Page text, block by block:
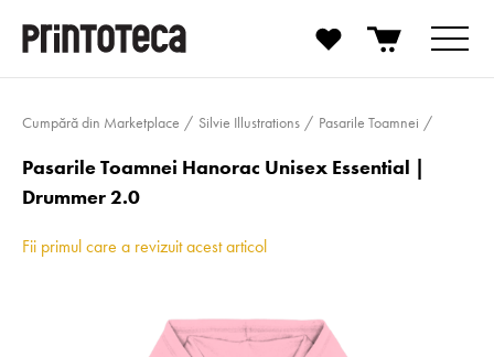
Cumpără din Marketplace Silvie Illustrations Pasarile Toamnei
Pasarile Toamnei Hanorac Unisex Essential |
Drummer 2.0
Fii primul care a revizuit acest articol